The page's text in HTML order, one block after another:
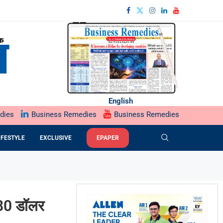
English
Business Remedies Business Remedies
EXCLUSIVE EPAPER
डॉलर